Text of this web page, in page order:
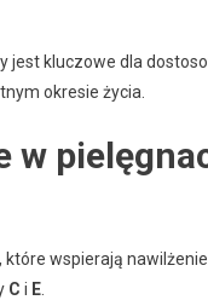
kluczowe dla
okresie życia.
w
wspierają
C i E